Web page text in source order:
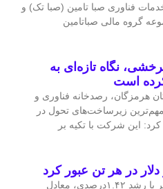
فناوری صبا تامین (صبا تک) و
گروه مالی صباتامین
نگاه تازه‌ای به
است
رصدخانه فناوری و
زیرساخت‌های تحول در
این شرکت با تکیه بر
قیمت جهانی مس در معاملات اخیر با رشد ۱.۴۲درصدی، معادل